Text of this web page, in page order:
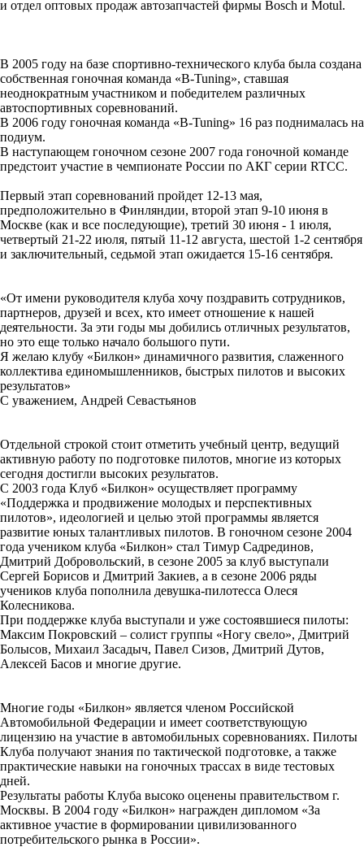
и отдел оптовых продаж автозапчастей фирмы Bosch и Motul.
В 2005 году на базе спортивно-технического клуба была создана
собственная гоночная команда «B-Tuning», ставшая
неоднократным участником и победителем различных
автоспортивных соревнований.
В 2006 году гоночная команда «B-Tuning» 16 раз поднималась на
подиум.
В наступающем гоночном сезоне 2007 года гоночной команде
предстоит участие в чемпионате России по АКГ серии RTCC.
Первый этап соревнований пройдет 12-13 мая,
предположительно в Финляндии, второй этап 9-10 июня в
Москве (как и все последующие), третий 30 июня - 1 июля,
четвертый 21-22 июля, пятый 11-12 августа, шестой 1-2 сентября
и заключительный, седьмой этап ожидается 15-16 сентября.
«От имени руководителя клуба хочу поздравить сотрудников,
партнеров, друзей и всех, кто имеет отношение к нашей
деятельности. За эти годы мы добились отличных результатов,
но это еще только начало большого пути.
Я желаю клубу «Билкон» динамичного развития, слаженного
коллектива единомышленников, быстрых пилотов и высоких
результатов»
С уважением, Андрей Севастьянов
Отдельной строкой стоит отметить учебный центр, ведущий
активную работу по подготовке пилотов, многие из которых
сегодня достигли высоких результатов.
С 2003 года Клуб «Билкон» осуществляет программу
«Поддержка и продвижение молодых и перспективных
пилотов», идеологией и целью этой программы является
развитие юных талантливых пилотов. В гоночном сезоне 2004
года учеником клуба «Билкон» стал Тимур Садрединов,
Дмитрий Добровольский, в сезоне 2005 за клуб выступали
Сергей Борисов и Дмитрий Закиев, а в сезоне 2006 ряды
учеников клуба пополнила девушка-пилотесса Олеся
Колесникова.
При поддержке клуба выступали и уже состоявшиеся пилоты:
Максим Покровский – солист группы «Ногу свело», Дмитрий
Болысов, Михаил Засадыч, Павел Сизов, Дмитрий Дутов,
Алексей Басов и многие другие.
Многие годы «Билкон» является членом Российской
Автомобильной Федерации и имеет соответствующую
лицензию на участие в автомобильных соревнованиях. Пилоты
Клуба получают знания по тактической подготовке, а также
практические навыки на гоночных трассах в виде тестовых
дней.
Результаты работы Клуба высоко оценены правительством г.
Москвы. В 2004 году «Билкон» награжден дипломом «За
активное участие в формировании цивилизованного
потребительского рынка в России».